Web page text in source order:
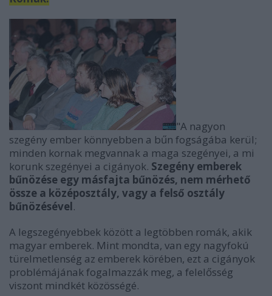
"A nagyon
szegény ember könnyebben a bűn fogságába kerül;
minden kornak megvannak a maga szegényei, a mi
korunk szegényei a cigányok. Szegény emberek
bűnözése egy másfajta bűnözés, nem mérhető
össze a középosztály, vagy a felső osztály
bűnözésével.
A legszegényebbek között a legtöbben romák, akik
magyar emberek. Mint mondta, van egy nagyfokú
türelmetlenség az emberek körében, ezt a cigányok
problémájának fogalmazzák meg, a felelősség
viszont mindkét közösségé.